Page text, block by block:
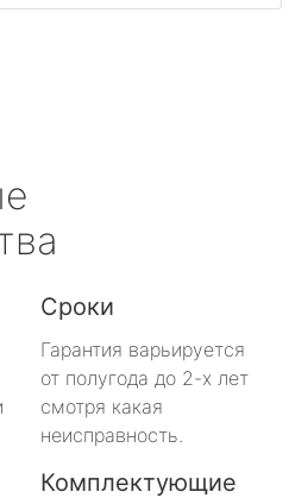
Сроки
Гарантия варьируется
от полугода до 2-х лет
смотря какая
неисправность.
Комплектующие